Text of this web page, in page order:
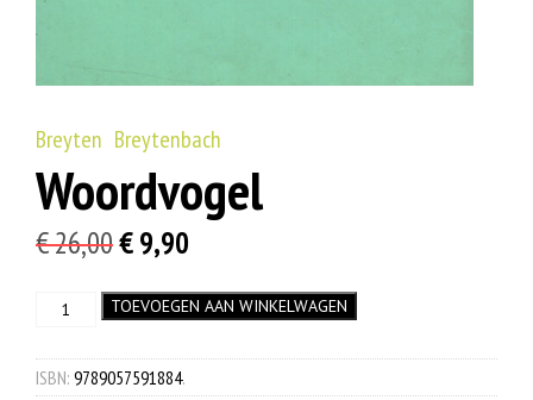
Breyten Breytenbach
Woordvogel
€26,00Oorspronkelijke
was:
€ 26,00.
€9,90
is:
€ 9,90.
WoordvogelTOEVOEGEN AAN WINKELWAGEN
ISBN: 9789057591884.